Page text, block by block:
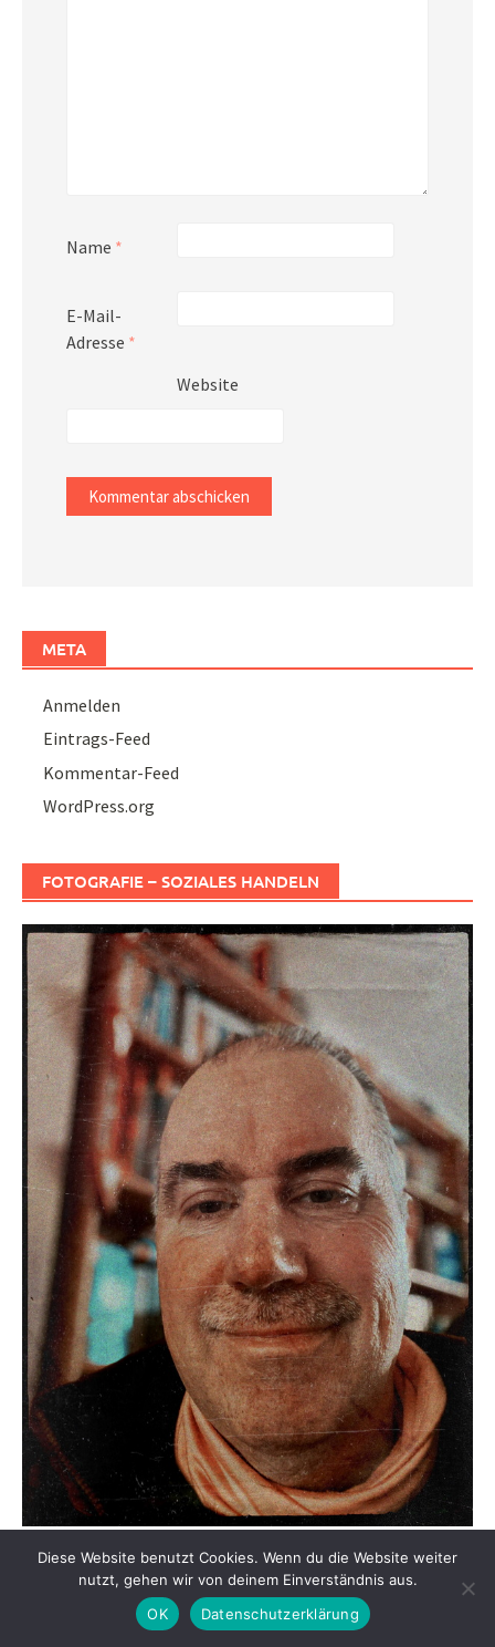
Name *
E-Mail-
Adresse *
Website
META
Anmelden
Eintrags-Feed
Kommentar-Feed
WordPress.org
FOTOGRAFIE – SOZIALES HANDELN
REALES IM RAHMEN – LENS ON LIFE
Diese Website benutzt Cookies. Wenn du die Website weiter
nutzt, gehen wir von deinem Einverständnis aus.
OK
Datenschutzerklärung